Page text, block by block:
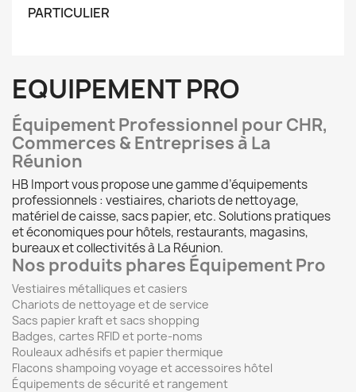
PARTICULIER
EQUIPEMENT PRO
Équipement Professionnel pour CHR,
Commerces & Entreprises à La
Réunion
HB Import vous propose une gamme d’équipements
professionnels : vestiaires, chariots de nettoyage,
matériel de caisse, sacs papier, etc. Solutions pratiques
et économiques pour hôtels, restaurants, magasins,
bureaux et collectivités à La Réunion.
Nos produits phares Équipement Pro
Vestiaires métalliques et casiers
Chariots de nettoyage et de service
Sacs papier kraft et sacs shopping
Badges, cartes RFID et porte-noms
Rouleaux adhésifs et papier thermique
Flacons shampoing voyage et accessoires hôtel
Équipements de sécurité et rangement